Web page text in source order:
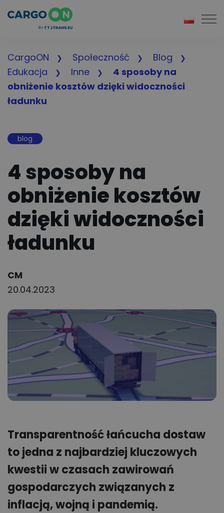
CargoON Społeczność
Blog
Edukacja
Inne
4 sposoby na
obniżenie kosztów dzięki widoczności
ładunku
blog
4 sposoby na
obniżenie kosztów
dzięki widoczności
ładunku
Author:
CM
20.04.2023
Transparentność łańcucha dostaw
to jedna z najbardziej kluczowych
kwestii w czasach zawirowań
gospodarczych związanych z
inflacją, wojną i pandemią.